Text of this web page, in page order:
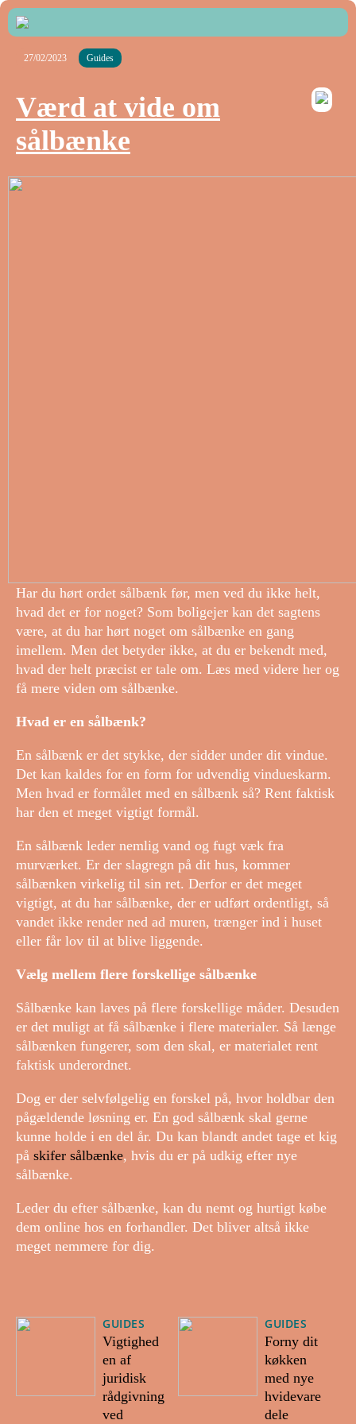
27/02/2023 Guides
Værd at vide om
sålbænke
Har du hørt ordet sålbænk før, men ved du ikke helt,
hvad det er for noget? Som boligejer kan det sagtens
være, at du har hørt noget om sålbænke en gang
imellem. Men det betyder ikke, at du er bekendt med,
hvad der helt præcist er tale om. Læs med videre her og
få mere viden om sålbænke.
Hvad er en sålbænk?
En sålbænk er det stykke, der sidder under dit vindue.
Det kan kaldes for en form for udvendig vindueskarm.
Men hvad er formålet med en sålbænk så? Rent faktisk
har den et meget vigtigt formål.
En sålbænk leder nemlig vand og fugt væk fra
murværket. Er der slagregn på dit hus, kommer
sålbænken virkelig til sin ret. Derfor er det meget
vigtigt, at du har sålbænke, der er udført ordentligt, så
vandet ikke render ned ad muren, trænger ind i huset
eller får lov til at blive liggende.
Vælg mellem flere forskellige sålbænke
Sålbænke kan laves på flere forskellige måder. Desuden
er det muligt at få sålbænke i flere materialer. Så længe
sålbænken fungerer, som den skal, er materialet rent
faktisk underordnet.
Dog er der selvfølgelig en forskel på, hvor holdbar den
pågældende løsning er. En god sålbænk skal gerne
kunne holde i en del år. Du kan blandt andet tage et kig
på skifer sålbænke, hvis du er på udkig efter nye
sålbænke.
Leder du efter sålbænke, kan du nemt og hurtigt købe
dem online hos en forhandler. Det bliver altså ikke
meget nemmere for dig.
GUIDES
Vigtighed
en af
juridisk
rådgivning
ved
GUIDES
Forny dit
køkken
med nye
hvidevare
dele